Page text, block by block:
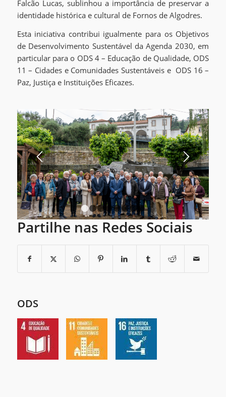
Falcão Lucas, sublinhou a importância de preservar a
identidade histórica e cultural de Fornos de Algodres.
Esta iniciativa contribui igualmente para os Objetivos
de Desenvolvimento Sustentável da Agenda 2030, em
particular para o ODS 4 – Educação de Qualidade, ODS
11 – Cidades e Comunidades Sustentáveis e ODS 16 –
Paz, Justiça e Instituições Eficazes.
1 2 3 4 5 6 7 8
Partilhe nas Redes Sociais
ODS